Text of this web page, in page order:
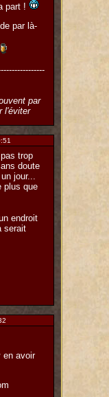
part !
par là-
par
l'éviter
trop
doute
jour...
plus que
endroit
serait
en avoir